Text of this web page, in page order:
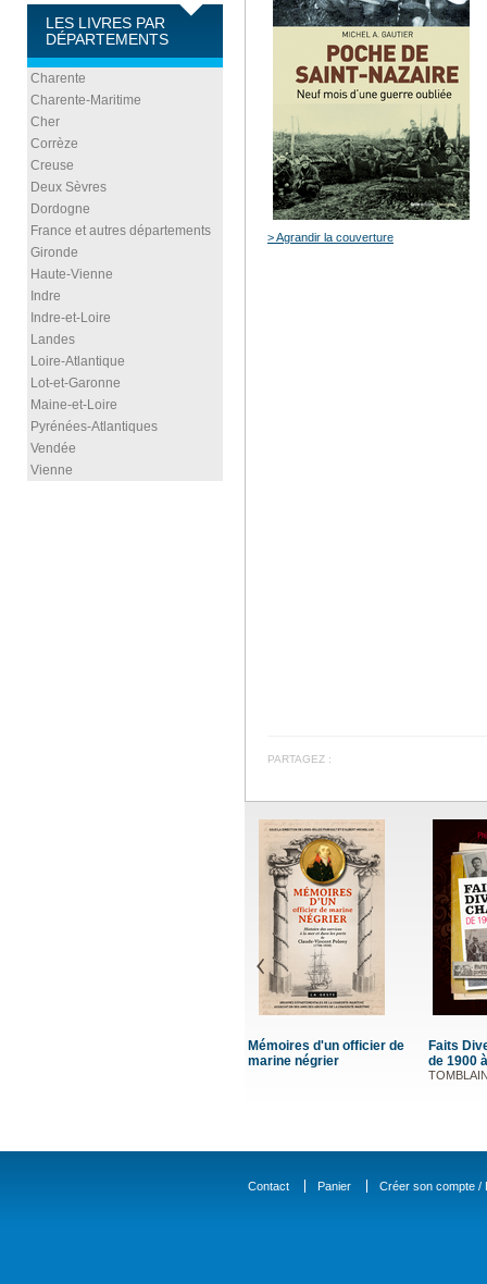
LES LIVRES PAR
DÉPARTEMENTS
Charente
Charente-Maritime
Cher
Corrèze
Creuse
Deux Sèvres
Dordogne
France et autres départements
Gironde
Haute-Vienne
Indre
Indre-et-Loire
Landes
Loire-Atlantique
Lot-et-Garonne
Maine-et-Loire
Pyrénées-Atlantiques
Vendée
Vienne
> Agrandir la couverture
PARTAGEZ :
Mémoires d'un Cognaçais
de coeur et d'action
Histoire de la milice en
Creuse
Contact Panier Créer son compte /